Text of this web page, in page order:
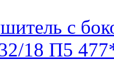
с
18 П5